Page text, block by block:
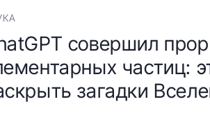
совершил
частиц:
загадки